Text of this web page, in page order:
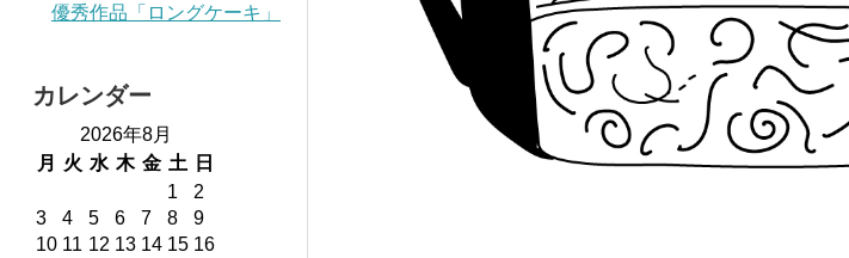
優秀作品「ロングケーキ」
カレンダー
2026年8月
月
火 水 木 金 土
日
1
2
3
4 5 6 7 8
9
10 11 12 13 14 15 16